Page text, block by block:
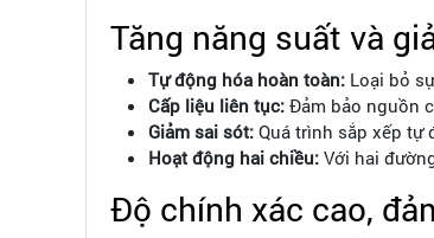
Tăng năng suất và
Tự động hóa hoàn toàn: Loại bỏ
Cấp liệu liên tục: Đảm bảo nguồn
Giảm sai sót: Quá trình sắp xếp tự
Hoạt động hai chiều: Với hai
Độ chính xác cao,